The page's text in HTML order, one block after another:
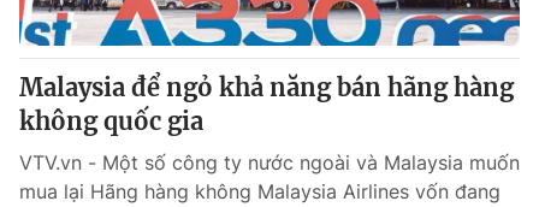
® Cấm sao chép dưới mọi hình thức nếu không có sự chấp
thuận bằng văn bản. Ghi rõ nguồn VTV.vn khi phát hành lại
thông tin từ website này.
Malaysia để ngỏ khả năng bán hãng hàng
không quốc gia
VTV.vn - Một số công ty nước ngoài và Malaysia muốn
mua lại Hãng hàng không Malaysia Airlines vốn đang